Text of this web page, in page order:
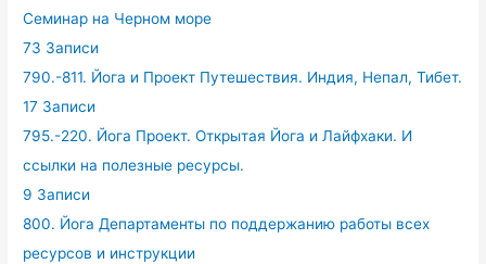
Семинар на Черном море
73 Записи
790.-811. Йога и Проект Путешествия. Индия, Непал, Тибет.
17 Записи
795.-220. Йога Проект. Открытая Йога и Лайфхаки. И
ссылки на полезные ресурсы.
9 Записи
800. Йога Департаменты по поддержанию работы всех
ресурсов и инструкции